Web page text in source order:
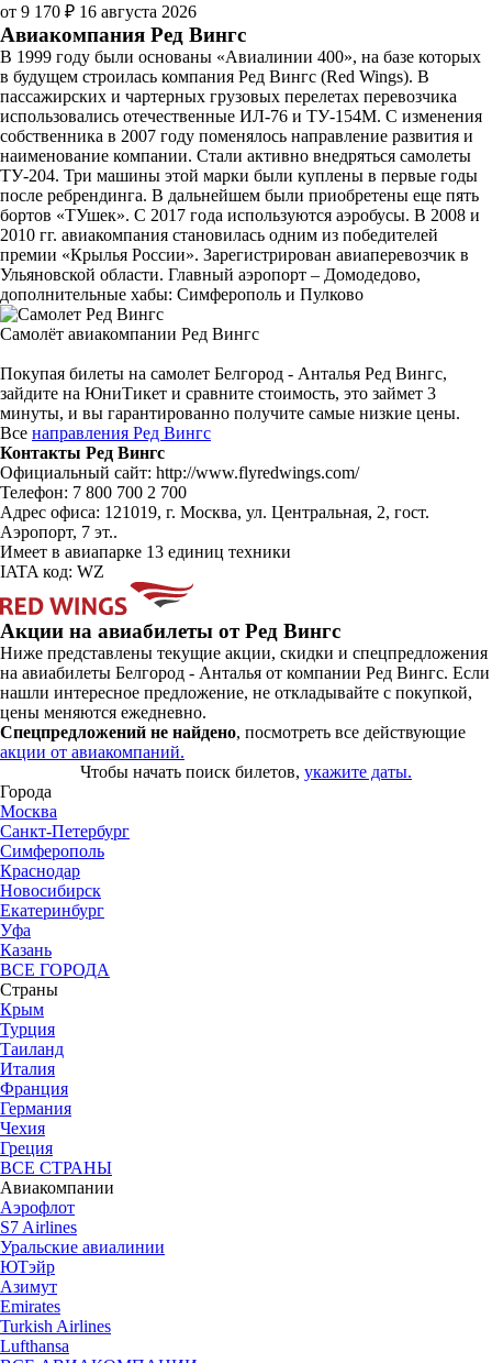
от 9 170 ₽ 16 августа 2026
Авиакомпания Ред Вингс
В 1999 году были основаны «Авиалинии 400», на базе которых
в будущем строилась компания Ред Вингс (Red Wings). В
пассажирских и чартерных грузовых перелетах перевозчика
использовались отечественные ИЛ-76 и ТУ-154М. С изменения
собственника в 2007 году поменялось направление развития и
наименование компании. Стали активно внедряться самолеты
ТУ-204. Три машины этой марки были куплены в первые годы
после ребрендинга. В дальнейшем были приобретены еще пять
бортов «ТУшек». С 2017 года используются аэробусы. В 2008 и
2010 гг. авиакомпания становилась одним из победителей
премии «Крылья России». Зарегистрирован авиаперевозчик в
Ульяновской области. Главный аэропорт – Домодедово,
дополнительные хабы: Симферополь и Пулково
Самолёт авиакомпании Ред Вингс
Покупая билеты на самолет Белгород - Анталья Ред Вингс,
зайдите на ЮниТикет и сравните стоимость, это займет 3
минуты, и вы гарантированно получите самые низкие цены.
Все направления Ред Вингс
Контакты Ред Вингс
Официальный сайт: http://www.flyredwings.com/
Телефон: 7 800 700 2 700
Адрес офиса: 121019, г. Москва, ул. Центральная, 2, гост.
Аэропорт, 7 эт..
Имеет в авиапарке 13 единиц техники
IATA код: WZ
Акции на авиабилеты от Ред Вингс
Ниже представлены текущие акции, скидки и спецпредложения
на авиабилеты Белгород - Анталья от компании Ред Вингс. Если
нашли интересное предложение, не откладывайте с покупкой,
цены меняются ежедневно.
Спецпредложений не найдено, посмотреть все действующие
акции от авиакомпаний.
Чтобы начать поиск билетов, укажите даты.
Города
Москва
Санкт-Петербург
Симферополь
Краснодар
Новосибирск
Екатеринбург
Уфа
Казань
ВСЕ ГОРОДА
Страны
Крым
Турция
Таиланд
Италия
Франция
Германия
Чехия
Греция
ВСЕ СТРАНЫ
Авиакомпании
Аэрофлот
S7 Airlines
Уральские авиалинии
ЮТэйр
Азимут
Emirates
Turkish Airlines
Lufthansa